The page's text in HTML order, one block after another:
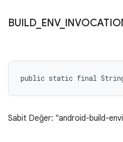
BUILD_ ENV_
public static final String
Sabit Değer: "android-build-